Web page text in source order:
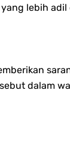
lebih adil
dalam